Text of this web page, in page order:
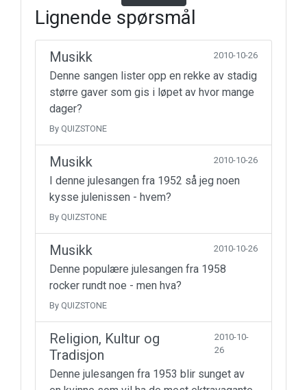
Lignende spørsmål
Musikk 2010-10-26
Denne sangen lister opp en rekke av stadig
større gaver som gis i løpet av hvor mange
dager?
By QUIZSTONE
Musikk 2010-10-26
I denne julesangen fra 1952 så jeg noen
kysse julenissen - hvem?
By QUIZSTONE
Musikk 2010-10-26
Denne populære julesangen fra 1958
rocker rundt noe - men hva?
By QUIZSTONE
Religion, Kultur og
Tradisjon
2010-10-
26
Denne julesangen fra 1953 blir sunget av